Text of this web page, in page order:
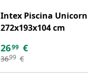
Intex Piscina
272x193x104 cm
2699 €
3699 €